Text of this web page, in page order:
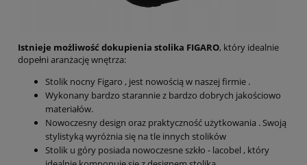
Istnieje możliwość dokupienia stolika FIGARO, który idealnie
dopełni aranżację wnętrza:
Stolik nocny Figaro , jest nowością w naszej firmie .
Wykonany bardzo starannie z bardzo dobrych jakościowo
materiałów.
Nowoczesny design oraz praktyczność użytkowania . Swoją
stylistyką wyróżnia się na tle innych stolików
Stolik u góry posiada nowoczesne szkło - lacobel , który